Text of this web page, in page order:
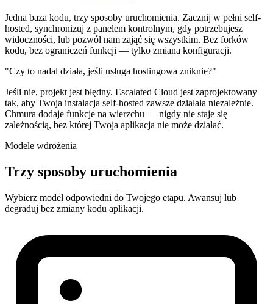
Jedna baza kodu, trzy sposoby uruchomienia. Zacznij w pełni self-
hosted, synchronizuj z panelem kontrolnym, gdy potrzebujesz
widoczności, lub pozwól nam zająć się wszystkim. Bez forków
kodu, bez ograniczeń funkcji — tylko zmiana konfiguracji.
"Czy to nadal działa, jeśli usługa hostingowa zniknie?"
Jeśli nie, projekt jest błędny. Escalated Cloud jest zaprojektowany
tak, aby Twoja instalacja self-hosted zawsze działała niezależnie.
Chmura dodaje funkcje na wierzchu — nigdy nie staje się
zależnością, bez której Twoja aplikacja nie może działać.
Modele wdrożenia
Trzy sposoby uruchomienia
Wybierz model odpowiedni do Twojego etapu. Awansuj lub
degraduj bez zmiany kodu aplikacji.